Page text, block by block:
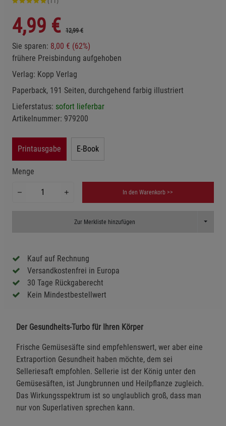
4,99 € 12,99 €
Sie sparen: 8,00 € (62%)
frühere Preisbindung aufgehoben
Verlag: Kopp Verlag
Paperback, 191 Seiten, durchgehend farbig illustriert
Lieferstatus: sofort lieferbar
Artikelnummer: 979200
Printausgabe E-Book
Menge
In den Warenkorb >>
Zur Merkliste hinzufügen Toggle
Kauf auf Rechnung
Versandkostenfrei in Europa
30 Tage Rückgaberecht
Kein Mindestbestellwert
Der Gesundheits-Turbo für Ihren Körper
Frische Gemüsesäfte sind empfehlenswert, wer aber eine
Extraportion Gesundheit haben möchte, dem sei
Selleriesaft empfohlen. Sellerie ist der König unter den
Gemüsesäften, ist Jungbrunnen und Heilpflanze zugleich.
Das Wirkungsspektrum ist so unglaublich groß, dass man
nur von Superlativen sprechen kann.